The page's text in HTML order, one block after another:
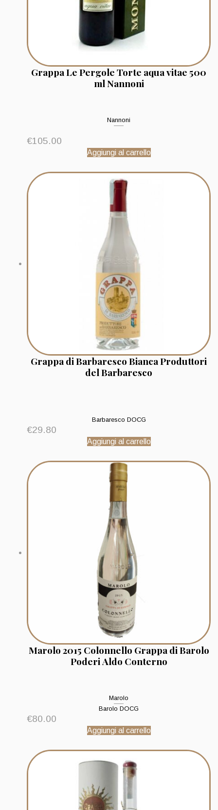
Grappa Le Pergole Torte aqua vitae 500
ml Nannoni
Nannoni
€105.00
Aggiungi al carrello
Grappa di Barbaresco Bianca Produttori
del Barbaresco
Barbaresco DOCG
€29.80
Aggiungi al carrello
Marolo 2015 Colonnello Grappa di Barolo
Poderi Aldo Conterno
Marolo
Barolo DOCG
€80.00
Aggiungi al carrello